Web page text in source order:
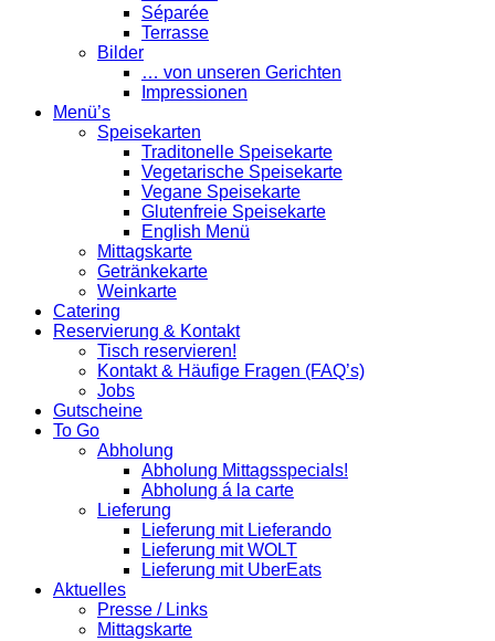
Séparée
Terrasse
Bilder
… von unseren Gerichten
Impressionen
Menü’s
Speisekarten
Traditonelle Speisekarte
Vegetarische Speisekarte
Vegane Speisekarte
Glutenfreie Speisekarte
English Menü
Mittagskarte
Getränkekarte
Weinkarte
Catering
Reservierung & Kontakt
Tisch reservieren!
Kontakt & Häufige Fragen (FAQ’s)
Jobs
Gutscheine
To Go
Abholung
Abholung Mittagsspecials!
Abholung á la carte
Lieferung
Lieferung mit Lieferando
Lieferung mit WOLT
Lieferung mit UberEats
Aktuelles
Presse / Links
Mittagskarte